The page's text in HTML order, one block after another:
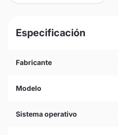
Especificación
Fabricante
Modelo
Sistema operativo